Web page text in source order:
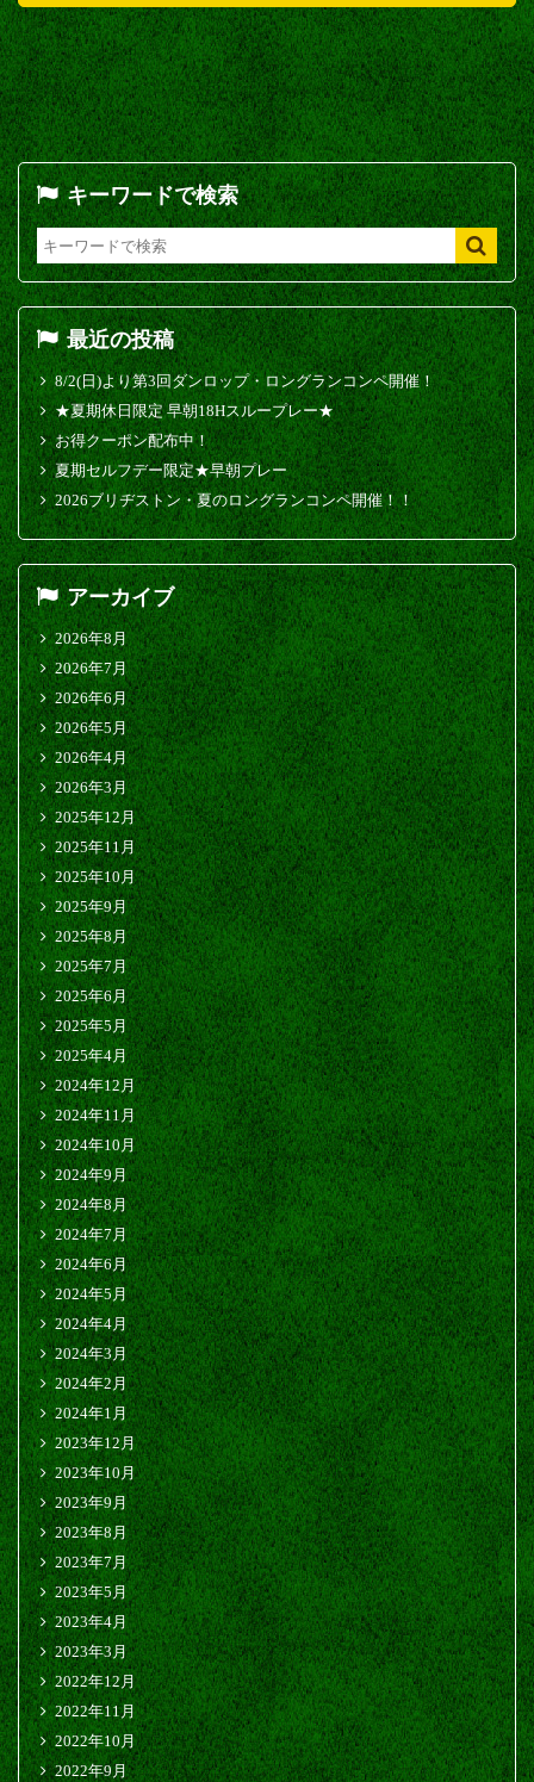
キーワードで検索
最近の投稿
8/2(日)より第3回ダンロップ・ロングランコンペ開催！
★夏期休日限定 早朝18Hスループレー★
お得クーポン配布中！
夏期セルフデー限定★早朝プレー
2026ブリヂストン・夏のロングランコンペ開催！！
アーカイブ
2026年8月
2026年7月
2026年6月
2026年5月
2026年4月
2026年3月
2025年12月
2025年11月
2025年10月
2025年9月
2025年8月
2025年7月
2025年6月
2025年5月
2025年4月
2024年12月
2024年11月
2024年10月
2024年9月
2024年8月
2024年7月
2024年6月
2024年5月
2024年4月
2024年3月
2024年2月
2024年1月
2023年12月
2023年10月
2023年9月
2023年8月
2023年7月
2023年5月
2023年4月
2023年3月
2022年12月
2022年11月
2022年10月
2022年9月